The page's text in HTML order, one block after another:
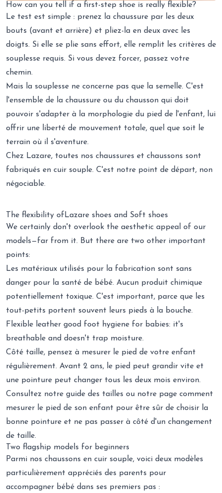
How can you tell if a first-step shoe is really flexible?
Le test est simple : prenez la chaussure par les deux
bouts (avant et arrière) et pliez-la en deux avec les
doigts. Si elle se plie sans effort, elle remplit les critères de
souplesse requis. Si vous devez forcer, passez votre
chemin.
Mais la souplesse ne concerne pas que la semelle. C'est
l'ensemble de la chaussure ou du chausson qui doit
pouvoir s'adapter à la morphologie du pied de l'enfant, lui
offrir une liberté de mouvement totale, quel que soit le
terrain où il s'aventure.
Chez Lazare, toutes nos chaussures et chaussons sont
fabriqués en cuir souple. C'est notre point de départ, non
négociable.
The flexibility ofLazare shoes and Soft shoes
We certainly don't overlook the aesthetic appeal of our
models—far from it. But there are two other important
points:
Les matériaux utilisés pour la fabrication sont sans
danger pour la santé de bébé. Aucun produit chimique
potentiellement toxique. C'est important, parce que les
tout-petits portent souvent leurs pieds à la bouche.
Flexible leather good foot hygiene for babies: it's
breathable and doesn't trap moisture.
Côté taille, pensez à mesurer le pied de votre enfant
régulièrement. Avant 2 ans, le pied peut grandir vite et
une pointure peut changer tous les deux mois environ.
Consultez notre guide des tailles ou notre page comment
mesurer le pied de son enfant pour être sûr de choisir la
bonne pointure et ne pas passer à côté d'un changement
de taille.
Two flagship models for beginners
Parmi nos chaussons en cuir souple, voici deux modèles
particulièrement appréciés des parents pour
accompagner bébé dans ses premiers pas :